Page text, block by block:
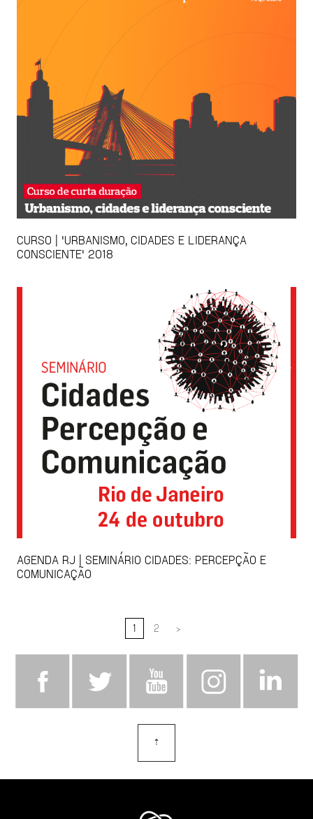
CURSO | 'URBANISMO, CIDADES E LIDERANÇA
CONSCIENTE' 2018
AGENDA RJ | SEMINÁRIO CIDADES: PERCEPÇÃO E
COMUNICAÇÃO
1 2 >
⇡